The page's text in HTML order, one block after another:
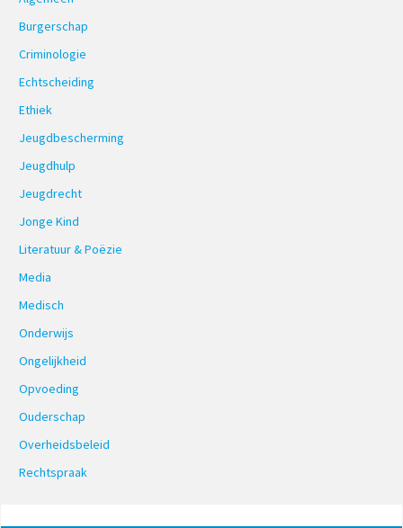
Burgerschap
Criminologie
Echtscheiding
Ethiek
Jeugdbescherming
Jeugdhulp
Jeugdrecht
Jonge Kind
Literatuur & Poëzie
Media
Medisch
Onderwijs
Ongelijkheid
Opvoeding
Ouderschap
Overheidsbeleid
Rechtspraak